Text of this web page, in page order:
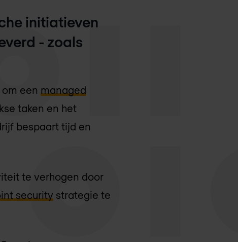
initiatieven
- zoals
een managed
taken en het
bespaart tijd en
te verhogen door
security strategie te